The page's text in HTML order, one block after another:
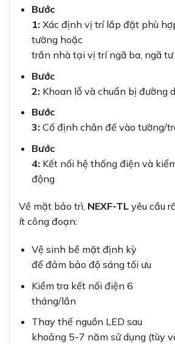
Bước
1: Xác định vị trí lắp đặt phù
tường hoặc
trần nhà tại vị trí ngã ba, ngã
Bước
2: Khoan lỗ và chuẩn bị đường
Bước
3: Cố định chân đế vào tường/
Bước
4: Kết nối hệ thống điện và
động
Về mặt bảo trì, NEXF-TL yêu cầu
ít công đoạn:
Vệ sinh bề mặt định kỳ
để đảm bảo độ sáng tối ưu
Kiểm tra kết nối điện 6
tháng/lần
Thay thế nguồn LED sau
khoảng 5-7 năm sử dụng (tùy